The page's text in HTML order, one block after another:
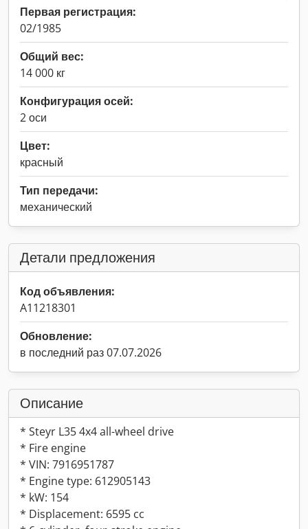
Первая регистрация:
02/1985
Общий вес:
14 000 кг
Конфигурация осей:
2 оси
Цвет:
красный
Тип передачи:
механический
Детали предложения
Код объявления:
A11218301
Обновление:
в последний раз 07.07.2026
Описание
* Steyr L35 4x4 all-wheel drive
* Fire engine
* VIN: 7916951787
* Engine type: 612905143
* kW: 154
* Displacement: 6595 cc